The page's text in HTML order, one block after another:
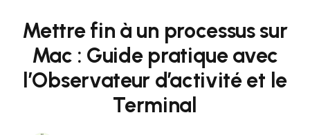
Mettre fin à un processus sur
Mac : Guide pratique avec
l’Observateur d’activité et le
Terminal